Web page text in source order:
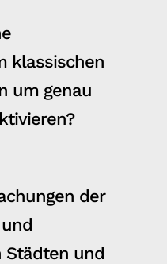
klassischen
um genau
der
Städten und